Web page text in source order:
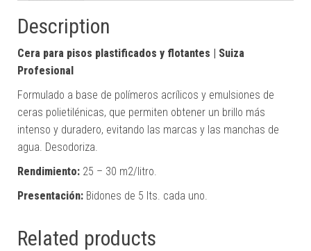
Description
Cera para pisos plastificados y flotantes | Suiza
Profesional
Formulado a base de polímeros acrílicos y emulsiones de
ceras polietilénicas, que permiten obtener un brillo más
intenso y duradero, evitando las marcas y las manchas de
agua. Desodoriza.
Rendimiento: 25 – 30 m2/litro.
Presentación: Bidones de 5 lts. cada uno.
Related products